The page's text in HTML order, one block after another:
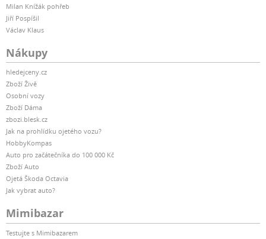
Milan Knížák pohřeb
Jiří Pospíšil
Václav Klaus
Nákupy
hledejceny.cz
Zboží Živě
Osobní vozy
Zboží Dáma
zbozi.blesk.cz
Jak na prohlídku ojetého vozu?
HobbyKompas
Auto pro začátečníka do 100 000 Kč
Zboží Auto
Ojetá Škoda Octavia
Jak vybrat auto?
Mimibazar
Testujte s Mimibazarem